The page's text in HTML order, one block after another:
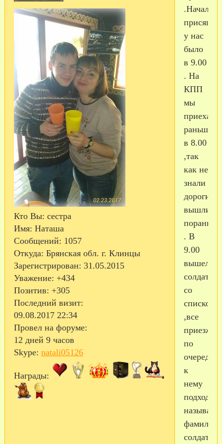
Кто Вы: сестра
Имя: Наташа
Сообщений: 1057
Откуда: Брянская обл. г. Клинцы
Зарегистрирован: 31.05.2015
Уважение: +434
Позитив: +305
Последний визит:
09.08.2017 22:34
Провел на форуме:
12 дней 9 часов
Skype: natali05126
Награды:
.Начало
присяги
у нас
было
в 9.00
. На
КПП
мы
приехали
раньше
в 8.00
,так
как не
знали
дороги
вышли
пораньше
. В
9.00
вышел
солдатик
со
списком
,все
по
очереди
к
нему
называли
фамилию
солдата